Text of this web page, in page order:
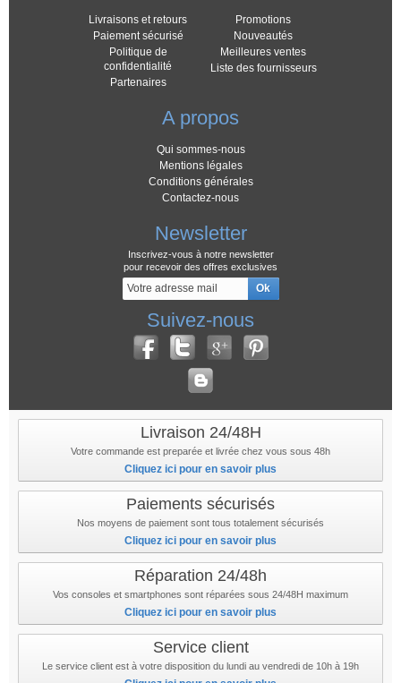
Livraisons et retours
Paiement sécurisé
Politique de
confidentialité
Partenaires
Promotions
Nouveautés
Meilleures ventes
Liste des fournisseurs
A propos
Qui sommes-nous
Mentions légales
Conditions générales
Contactez-nous
Newsletter
Inscrivez-vous à notre newsletter
pour recevoir des offres exclusives
Suivez-nous
Livraison 24/48H
Votre commande est preparée et livrée chez vous sous 48h
Cliquez ici pour en savoir plus
Paiements sécurisés
Nos moyens de paiement sont tous totalement sécurisés
Cliquez ici pour en savoir plus
Réparation 24/48h
Vos consoles et smartphones sont réparées sous 24/48H maximum
Cliquez ici pour en savoir plus
Service client
Le service client est à votre disposition du lundi au vendredi de 10h à 19h